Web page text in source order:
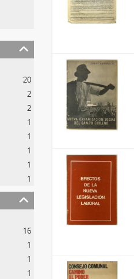
20
2
2
1
1
1
1
1
16
1
1
1